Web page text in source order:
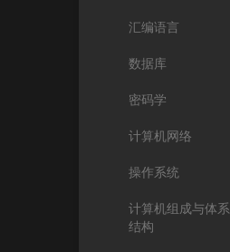
汇编语言
数据库
密码学
计算机网络
操作系统
计算机组成与体系
结构